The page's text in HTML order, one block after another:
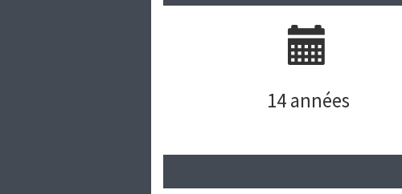
14 années